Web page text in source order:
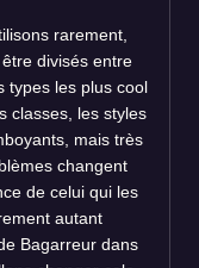
rarement,
divisés entre
types les plus cool
classes, les styles
mais très
changent
de celui qui les
autant
Bagarreur dans